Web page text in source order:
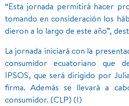
“Esta jornada permitirá hacer
tomando en consideración los
dieron a lo largo de este año”,
La jornada iniciará con la
consumidor ecuatoriano que
IPSOS, que será dirigido por
firma. Además se llevará a
consumidor. (CLP) (I)